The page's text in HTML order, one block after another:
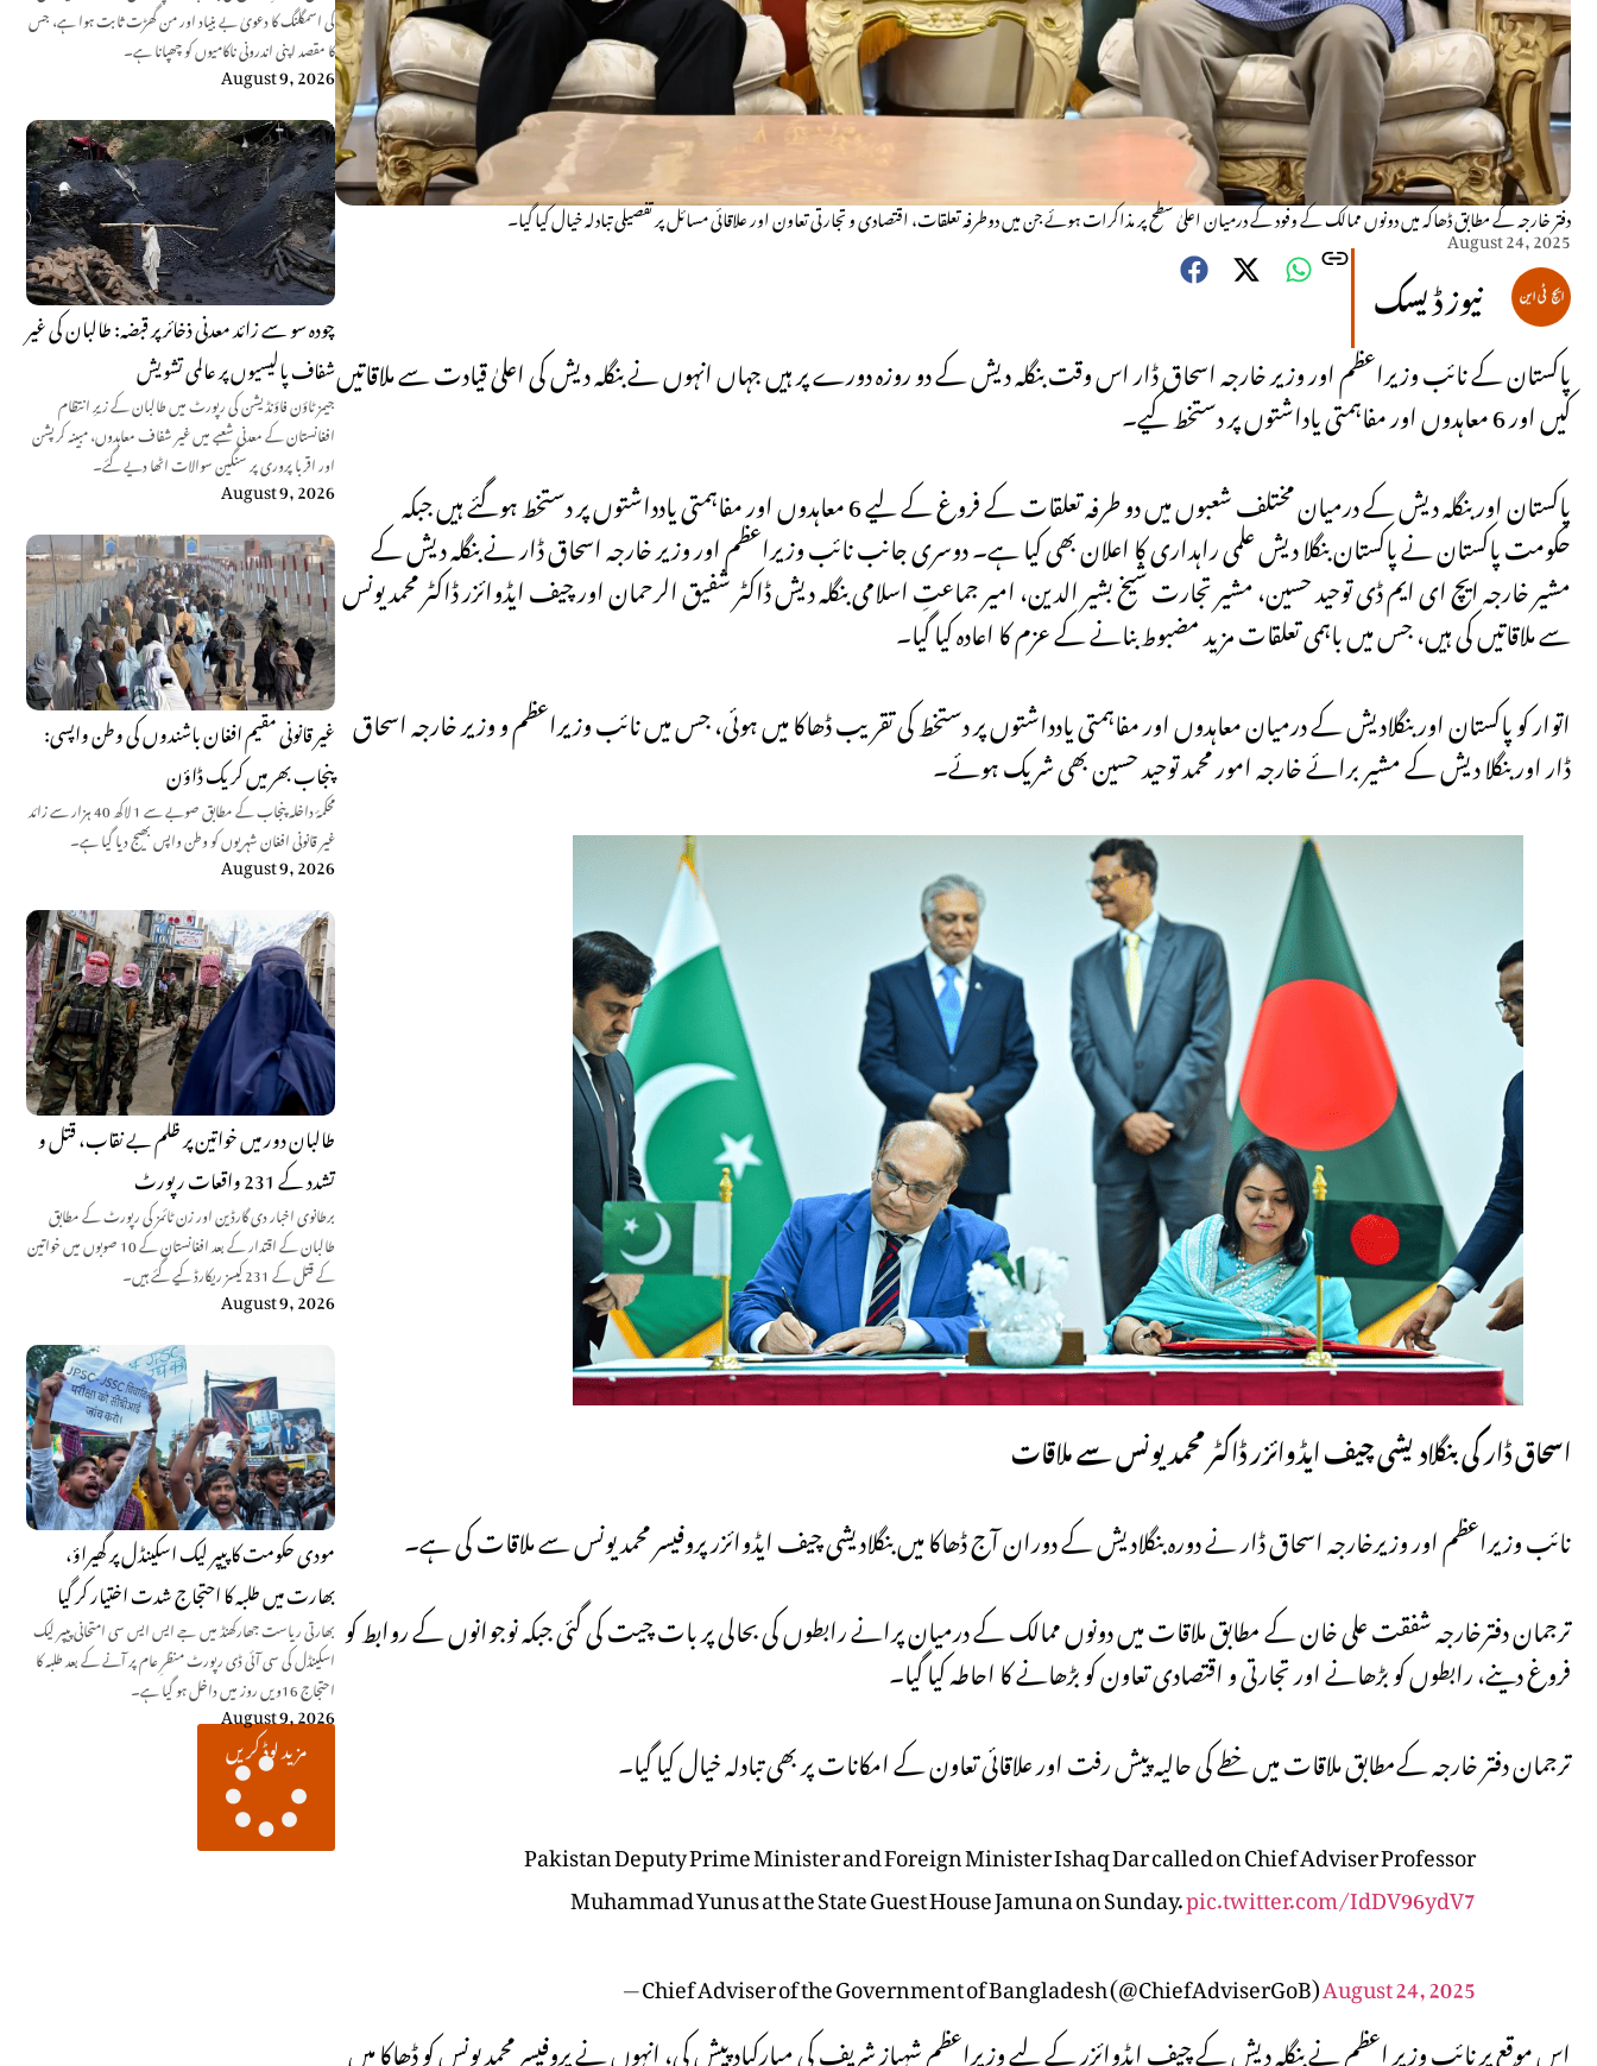
کی اسمگلنگ کا دعویٰ بے بنیاد اور من گھڑت ثابت ہوا ہے، جس
کا مقصد اپنی اندرونی ناکامیوں کو چھپانا ہے۔
August 9, 2026
چودہ سو سے زائد معدنی ذخائر پر قبضہ: طالبان کی غیر
شفاف پالیسیوں پر عالمی تشویش
جیمز ٹاؤن فاؤنڈیشن کی رپورٹ میں طالبان کے زیرِ انتظام
افغانستان کے معدنی شعبے میں غیر شفاف معاہدوں، مبینہ کرپشن
اور اقربا پروری پر سنگین سوالات اٹھا دیے گئے۔
August 9, 2026
غیر قانونی مقیم افغان باشندوں کی وطن واپسی:
پنجاب بھر میں کریک ڈاؤن
محکمۂ داخلہ پنجاب کے مطابق صوبے سے 1 لاکھ 40 ہزار سے زائد
غیر قانونی افغان شہریوں کو وطن واپس بھیج دیا گیا ہے۔
August 9, 2026
طالبان دور میں خواتین پر ظلم بے نقاب، قتل و
تشدد کے 231 واقعات رپورٹ
برطانوی اخبار دی گارڈین اور زن ٹائمز کی رپورٹ کے مطابق
طالبان کے اقتدار کے بعد افغانستان کے 10 صوبوں میں خواتین
کے قتل کے 231 کیسز ریکارڈ کیے گئے ہیں۔
August 9, 2026
مودی حکومت کا پیپر لیک اسکینڈل پر گھیراؤ،
بھارت میں طلبہ کا احتجاج شدت اختیار کر گیا
بھارتی ریاست جھارکھنڈ میں جے ایس ایس سی امتحانی پیپر لیک
اسکینڈل کی سی آئی ڈی رپورٹ منظرِ عام پر آنے کے بعد طلبہ کا
احتجاج 16ویں روز میں داخل ہو گیا ہے۔
August 9, 2026
مزید لوڈ کریں
دفتر خارجہ کے مطابق ڈھاکہ میں دونوں ممالک کے وفود کے درمیان اعلیٰ سطح پر مذاکرات ہوئے جن میں دوطرفہ تعلقات، اقتصادی و تجارتی تعاون اور علاقائی مسائل پر تفصیلی تبادلہ خیال کیا گیا۔
August 24, 2025
نیوز ڈیسک
پاکستان کے نائب وزیراعظم اور وزیر خارجہ اسحاق ڈار اس وقت بنگلہ دیش کے دو روزہ دورے پر ہیں جہاں انہوں نے بنگلہ دیش کی اعلیٰ قیادت سے ملاقاتیں
کیں اور 6 معاہدوں اور مفاہمتی یاداشتوں پر دستخط کیے۔
پاکستان اور بنگلہ دیش کے درمیان مختلف شعبوں میں دو طرفہ تعلقات کے فروغ کے لیے 6 معاہدوں اور مفاہمتی یادداشتوں پر دستخط ہوگئے ہیں جبکہ
حکومت پاکستان نے پاکستان بنگلا دیش علمی راہداری کا اعلان بھی کیا ہے۔ دوسری جانب نائب وزیراعظم اور وزیر خارجہ اسحاق ڈار نے بنگلہ دیش کے
مشیر خارجہ ایچ ای ایم ڈی توحید حسین، مشیر تجارت شیخ بشیر الدین، امیر جماعتِ اسلامی بنگلہ دیش ڈاکٹر شفیق الرحمان اور چیف ایڈوائزر ڈاکٹر محمد یونس
سے ملاقاتیں کی ہیں، جس میں باہمی تعلقات مزید مضبوط بنانے کے عزم کا اعادہ کیا گیا۔
اتوار کو پاکستان اور بنگلادیش کے درمیان معاہدوں اور مفاہمتی یادداشتوں پر دستخط کی تقریب ڈھاکا میں ہوئی، جس میں نائب وزیراعظم و وزیر خارجہ اسحاق
ڈار اور بنگلا دیش کے مشیر برائے خارجہ امور محمد توحید حسین بھی شریک ہوئے۔
اسحاق ڈار کی بنگلادیشی چیف ایڈوائزر ڈاکٹر محمد یونس سے ملاقات
نائب وزیراعظم اور وزیرخارجہ اسحاق ڈار نے دورہ بنگلادیش کے دوران آج ڈھاکا میں بنگلادیشی چیف ایڈوائزر پروفیسر محمد یونس سے ملاقات کی ہے۔
ترجمان دفترخارجہ شفقت علی خان کے مطابق ملاقات میں دونوں ممالک کے درمیان پرانے رابطوں کی بحالی پر بات چیت کی گئی جبکہ نوجوانوں کے روابط کو
فروغ دینے، رابطوں کو بڑھانے اور تجارتی و اقتصادی تعاون کو بڑھانے کا احاطہ کیا گیا۔
ترجمان دفتر خارجہ کےمطابق ملاقات میں خطے کی حالیہ پیش رفت اور علاقائی تعاون کے امکانات پر بھی تبادلہ خیال کیا گیا۔
Pakistan Deputy Prime Minister and Foreign Minister Ishaq Dar called on Chief Adviser Professor
Muhammad Yunus at the State Guest House Jamuna on Sunday.pic.twitter.com/IdDV96ydV7
— Chief Adviser of the Government of Bangladesh (@ChiefAdviserGoB)August 24, 2025
اس موقع پر نائب وزیر اعظم نے بنگلہ دیش کے چیف ایڈوائزر کے لیے وزیراعظم شہباز شریف کی مبارکباد پیش کی، انہوں نے پروفیسر محمد یونس کو ڈھاکا میں